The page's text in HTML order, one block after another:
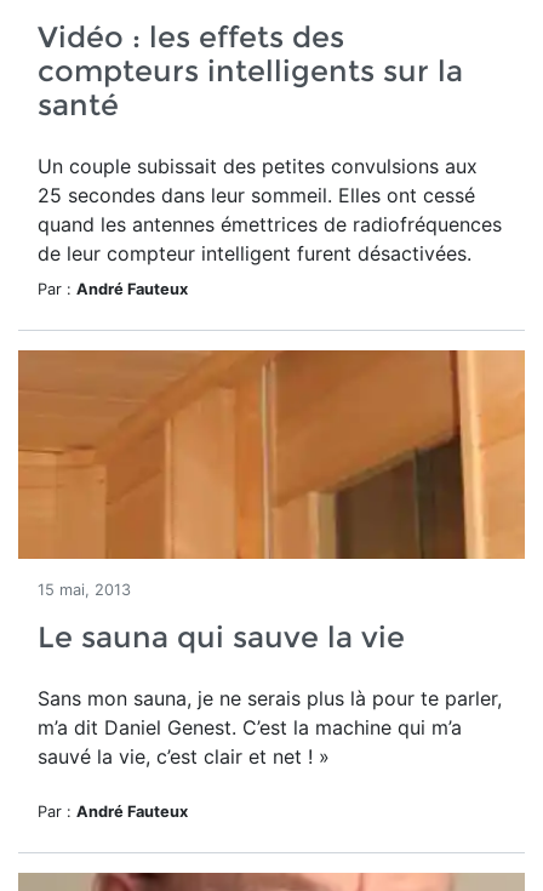
Vidéo : les effets des
compteurs intelligents sur la
santé
Un couple subissait des petites convulsions aux
25 secondes dans leur sommeil. Elles ont cessé
quand les antennes émettrices de radiofréquences
de leur compteur intelligent furent désactivées.
Par : André Fauteux
15 mai, 2013
Le sauna qui sauve la vie
Sans mon sauna, je ne serais plus là pour te parler,
m’a dit Daniel Genest. C’est la machine qui m’a
sauvé la vie, c’est clair et net ! »
Par : André Fauteux